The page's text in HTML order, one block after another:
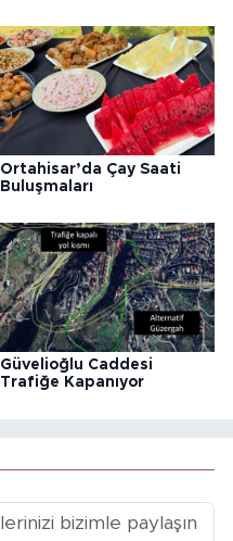
Ortahisar’da Çay Saati
Buluşmaları
Güvelioğlu Caddesi
Trafiğe Kapanıyor